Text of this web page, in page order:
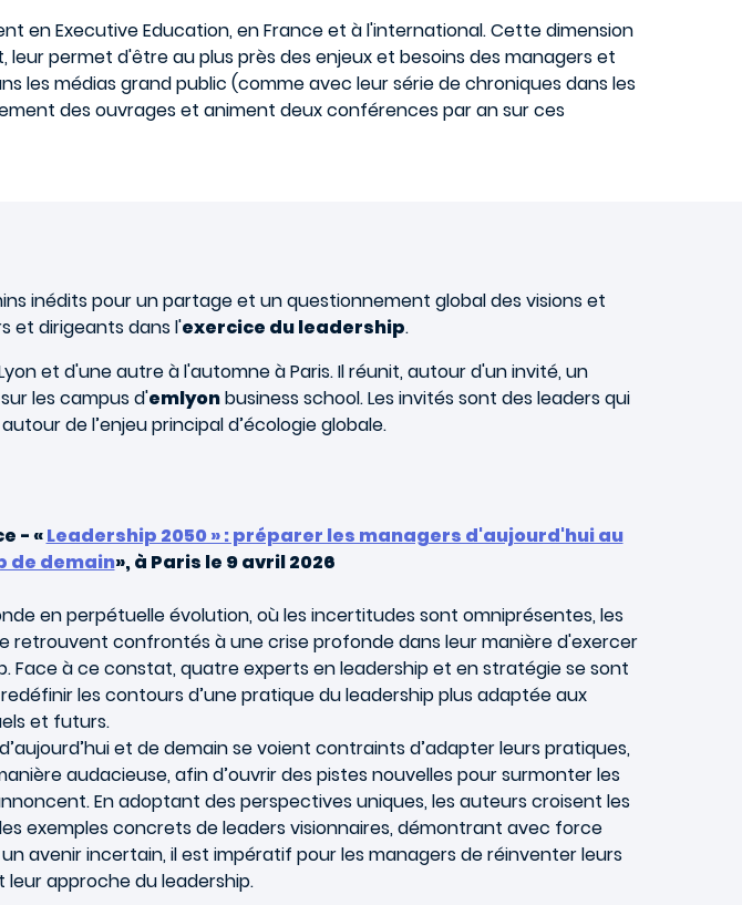
en Executive Education, en France et à l'international. Cette dimension
permet d'être au plus près des enjeux et besoins des managers et
les médias grand public (comme avec leur série de chroniques dans les
des ouvrages et animent deux conférences par an sur ces
inédits pour un partage et un questionnement global des visions et
et dirigeants dans l'exercice du leadership.
et d'une autre à l'automne à Paris. Il réunit, autour d'un invité, un
les campus d'emlyonbusiness school. Les invités sont des leaders qui
de l’enjeu principal d’écologie globale.
- «Leadership 2050 » : préparer les managers d'aujourd'hui au
de demain», à Paris le 9 avril 2026
en perpétuelle évolution, où les incertitudes sont omniprésentes, les
retrouvent confrontés à une crise profonde dans leur manière d'exercer
Face à ce constat, quatre experts en leadership et en stratégie se sont
les contours d’une pratique du leadership plus adaptée aux
et futurs.
et de demain se voient contraints d’adapter leurs pratiques,
audacieuse, afin d’ouvrir des pistes nouvelles pour surmonter les
En adoptant des perspectives uniques, les auteurs croisent les
exemples concrets de leaders visionnaires, démontrant avec force
avenir incertain, il est impératif pour les managers de réinventer leurs
leur approche du leadership.